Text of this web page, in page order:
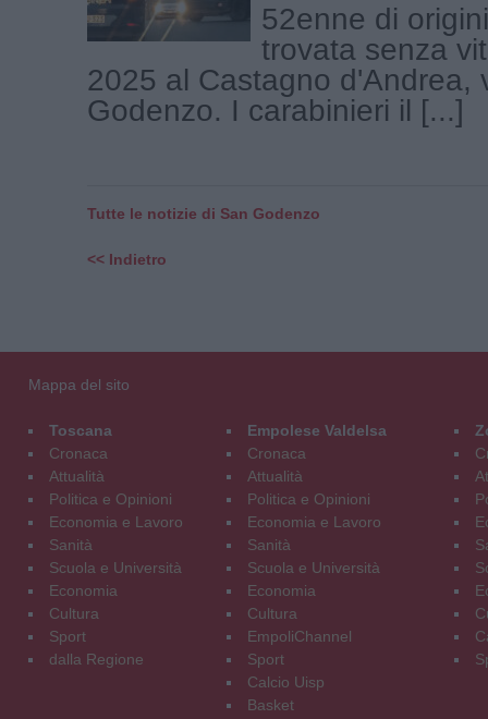
52enne di
trovata senza
2025 al Castagno d'Andrea,
Godenzo. I carabinieri il [...]
Tutte le notizie di San Godenzo
<< Indietro
Mappa del sito
Toscana
Cronaca
Attualità
Politica e Opinioni
Economia e Lavoro
Sanità
Scuola e Università
Economia
Cultura
Sport
dalla Regione
Empolese Valdelsa
Cronaca
Attualità
Politica e Opinioni
Economia e Lavoro
Sanità
Scuola e Università
Economia
Cultura
EmpoliChannel
Sport
Calcio Uisp
Basket